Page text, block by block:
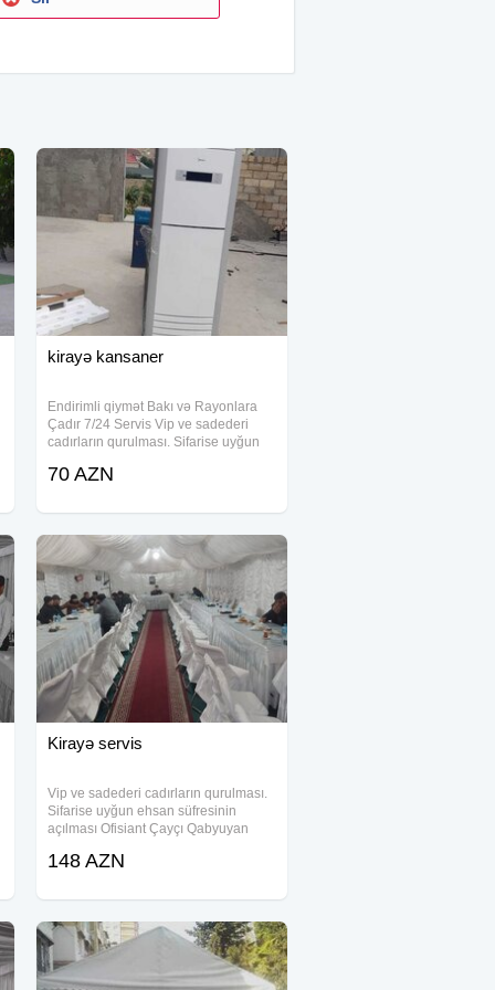
kirayə kansaner
Endirimli qiymət Bakı və Rayonlara
Çadır 7/24 Servis Vip ve sadederi
cadırların qurulması. Sifarise uyğun
Çayçı Qabyuyan Pover Qab-qaşıq
palatka,
70 AZN
Kirayə servis
Vip ve sadederi cadırların qurulması.
Sifarise uyğun ehsan süfresinin
açılması Ofisiant Çayçı Qabyuyan
Kiraye cadır, çadır, palatka, cadırlar,
masin.
148 AZN